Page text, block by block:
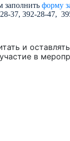
заполнить форму
37, 392-28-47,
и
в